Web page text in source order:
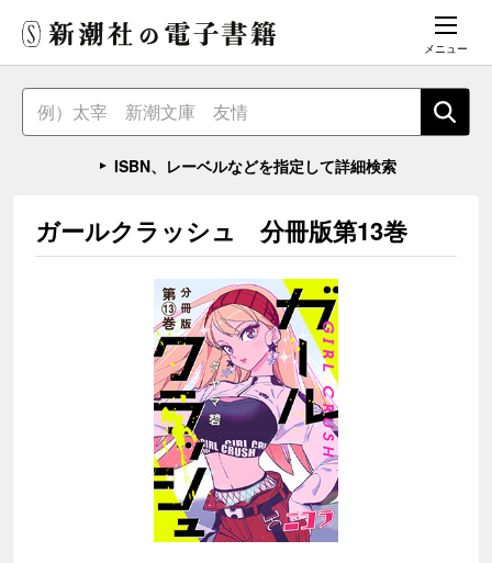
メニュー
ISBN、レーベルなどを指定して詳細検索
ガールクラッシュ 分冊版第13巻